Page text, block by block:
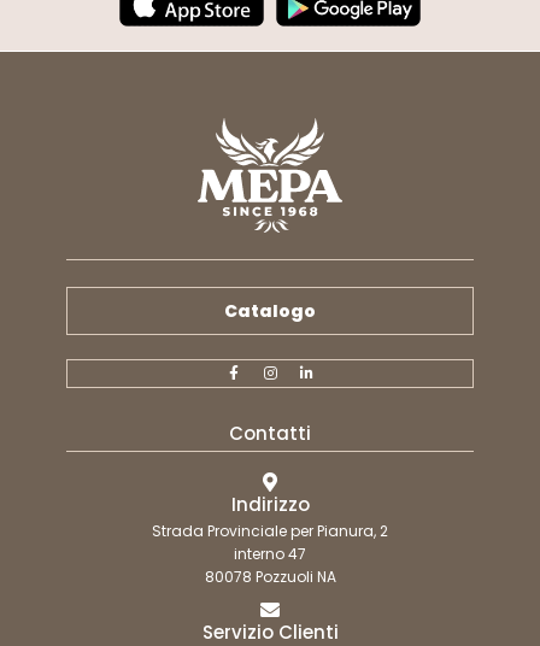
Catalogo
Contatti
Indirizzo
Strada Provinciale per Pianura, 2
interno 47
80078 Pozzuoli NA
Servizio Clienti